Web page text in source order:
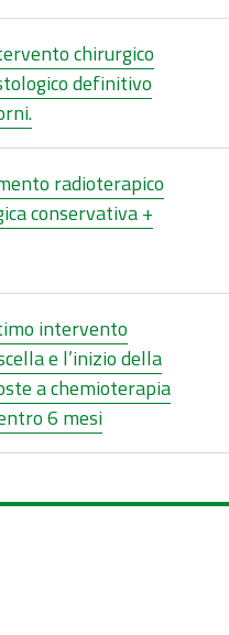
chirurgico
definitivo
radioterapico
conservativa +
intervento
e l’inizio della
a chemioterapia
6 mesi